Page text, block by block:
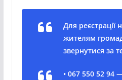
Для реєстрації
жителям
звернутися за
• 067 550 52 94